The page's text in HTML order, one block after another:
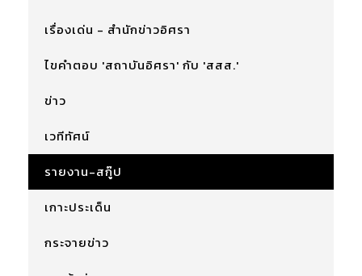
เรื่องเด่น - สำนักข่าวอิศรา
ไขคำตอบ 'สถาบันอิศรา' กับ 'สสส.'
ข่าว
เวทีทัศน์
รายงาน-สกู๊ป
เกาะประเด็น
กระจายข่าว